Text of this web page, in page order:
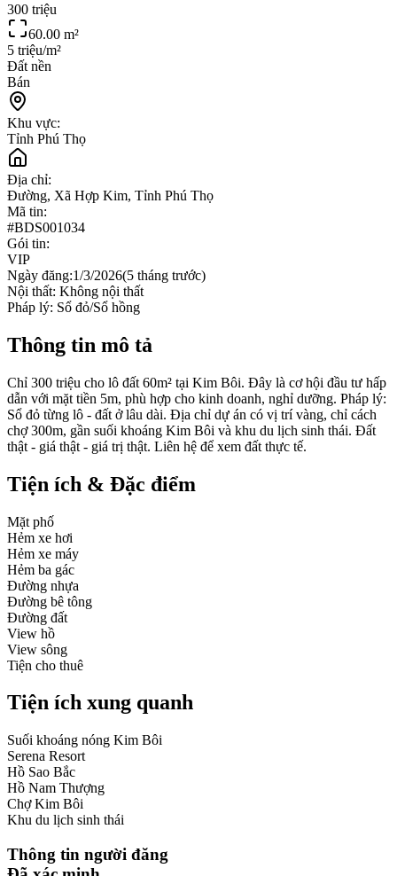
300 triệu
60.00 m²
5 triệu/m²
Đất nền
Bán
Khu vực:
Tỉnh Phú Thọ
Địa chỉ:
Đường, Xã Hợp Kim, Tỉnh Phú Thọ
Mã tin:
#BDS001034
Gói tin:
VIP
Ngày đăng:1/3/2026(5 tháng trước)
Nội thất: Không nội thất
Pháp lý: Sổ đỏ/Sổ hồng
Thông tin mô tả
Chỉ 300 triệu cho lô đất 60m² tại Kim Bôi. Đây là cơ hội đầu tư hấp
dẫn với mặt tiền 5m, phù hợp cho kinh doanh, nghỉ dưỡng. Pháp lý:
Sổ đỏ từng lô - đất ở lâu dài. Địa chỉ dự án có vị trí vàng, chỉ cách
chợ 300m, gần suối khoáng Kim Bôi và khu du lịch sinh thái. Đất
thật - giá thật - giá trị thật. Liên hệ để xem đất thực tế.
Tiện ích & Đặc điểm
Mặt phố
Hẻm xe hơi
Hẻm xe máy
Hẻm ba gác
Đường nhựa
Đường bê tông
Đường đất
View hồ
View sông
Tiện cho thuê
Tiện ích xung quanh
Suối khoáng nóng Kim Bôi
Serena Resort
Hồ Sao Bắc
Hồ Nam Thượng
Chợ Kim Bôi
Khu du lịch sinh thái
Thông tin người đăng